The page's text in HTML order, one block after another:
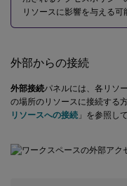
リソースに影響を与える可
外部からの接続
外部接続パネルには、各リソ
の場所のリソースに接続する
リソースへの接続 」を参照し